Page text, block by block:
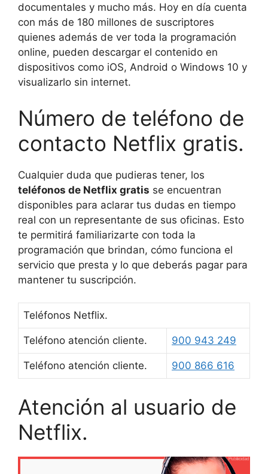
documentales y mucho más. Hoy en día cuenta
con más de 180 millones de suscriptores
quienes además de ver toda la programación
online, pueden descargar el contenido en
dispositivos como iOS, Android o Windows 10 y
visualizarlo sin internet.
Número de teléfono de
contacto Netflix gratis.
Cualquier duda que pudieras tener, los
teléfonos de Netflix gratis se encuentran
disponibles para aclarar tus dudas en tiempo
real con un representante de sus oficinas. Esto
te permitirá familiarizarte con toda la
programación que brindan, cómo funciona el
servicio que presta y lo que deberás pagar para
mantener tu suscripción.
Teléfonos Netflix.
Teléfono atención cliente. 900 943 249
Teléfono atención cliente. 900 866 616
Atención al usuario de
Netflix.